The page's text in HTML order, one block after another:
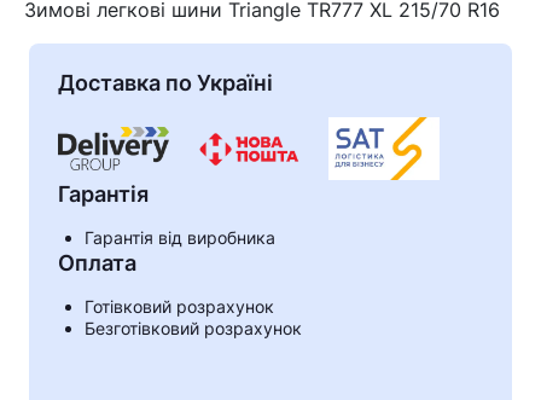
Кошик
Зимові легкові шини Triangle TR777 XL 215/70 R16
Доставка по Україні
Гарантія
Гарантія від виробника
Оплата
Готівковий розрахунок
Безготівковий розрахунок